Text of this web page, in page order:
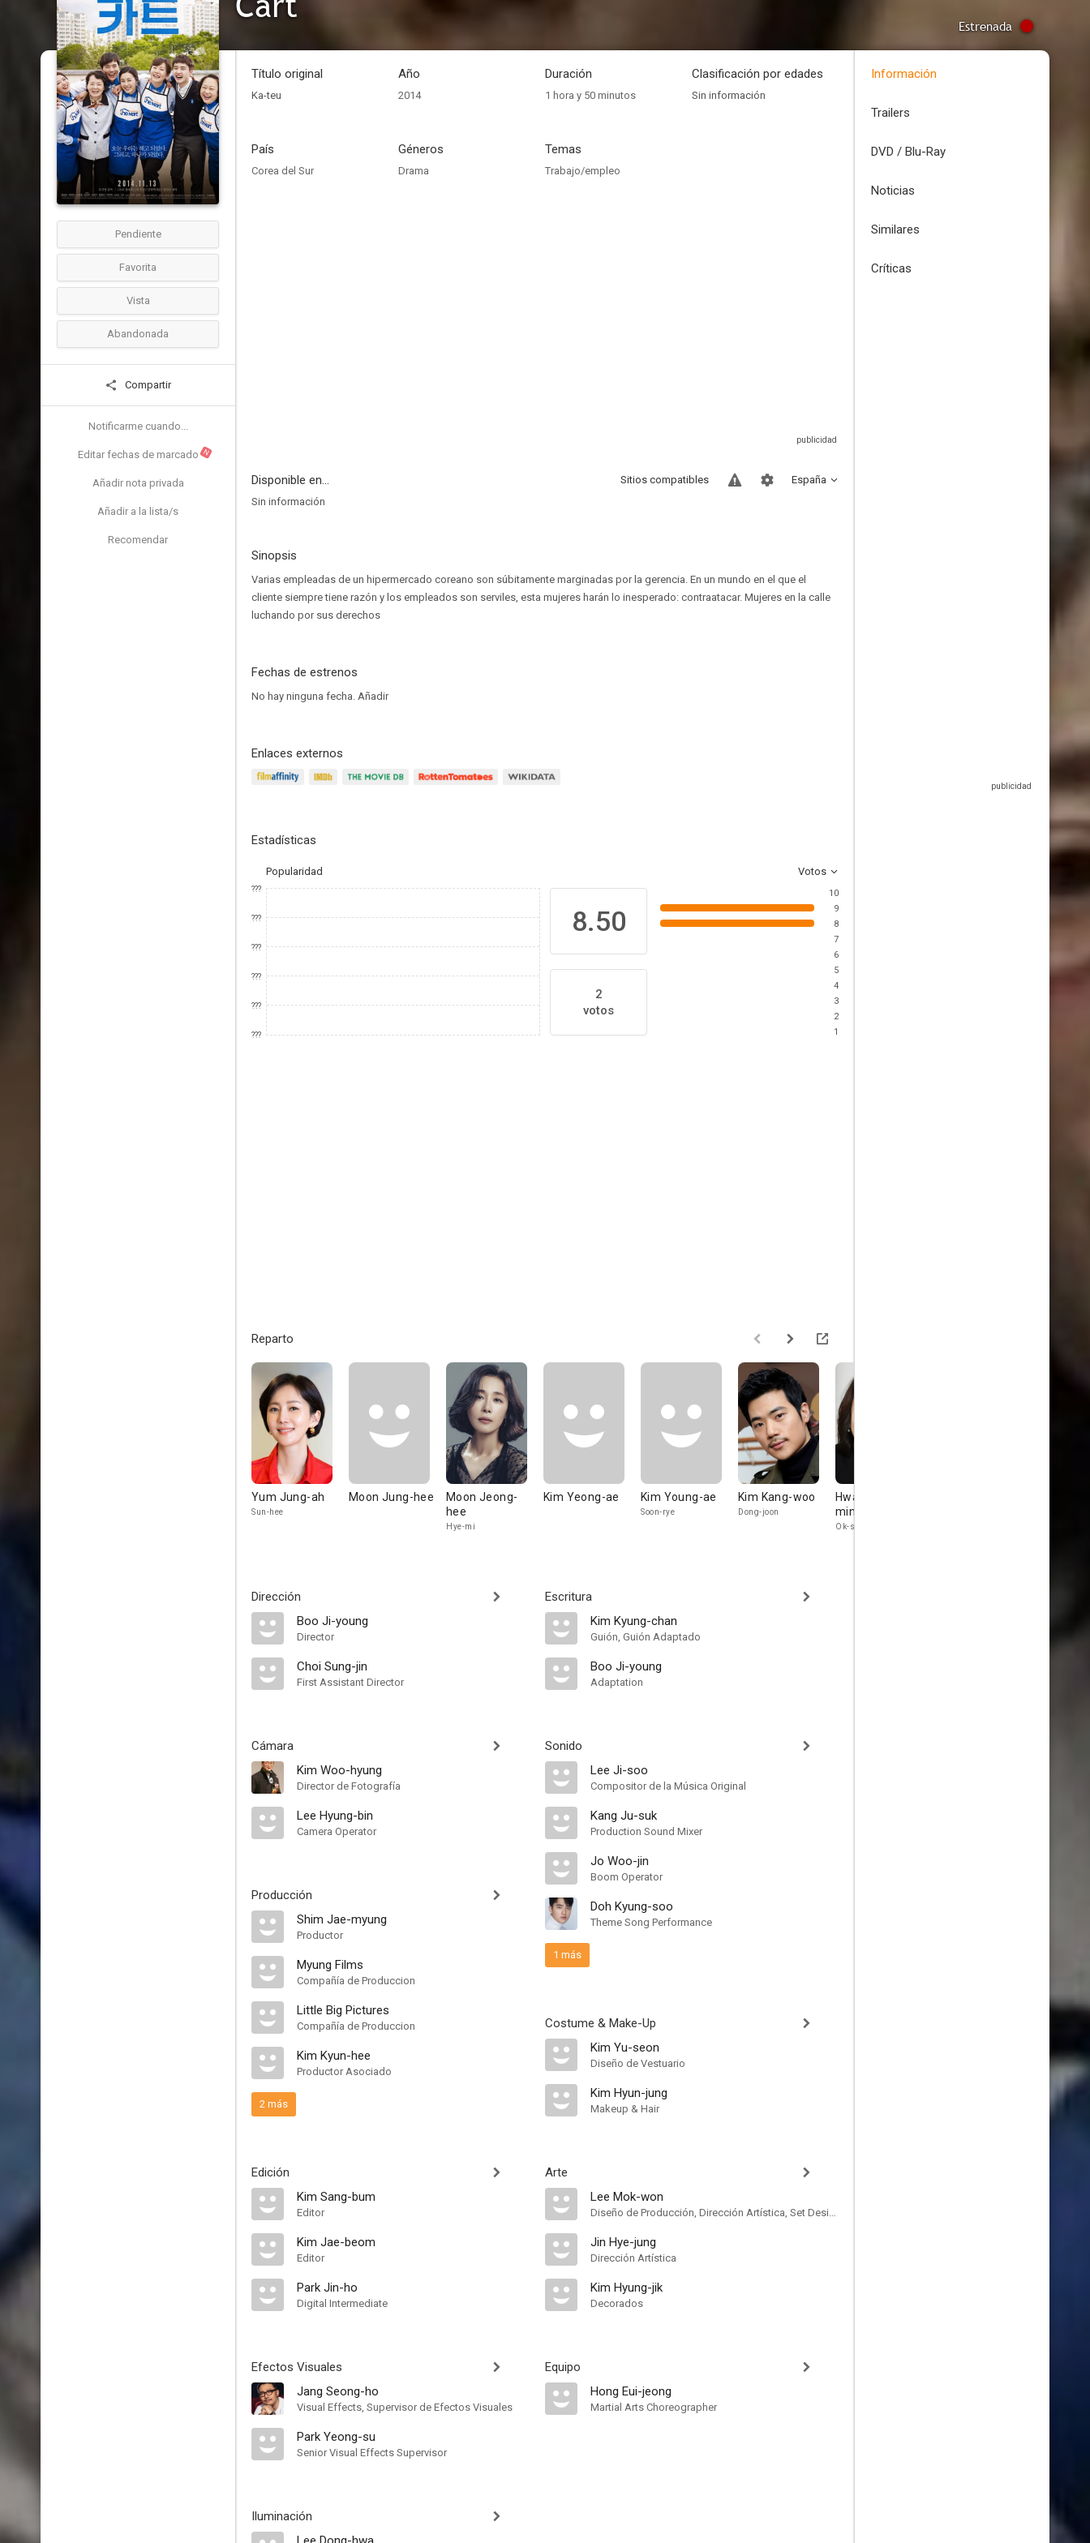
Estrenada
Pendiente
Favorita
Vista
Abandonada
Compartir
Notificarme cuando...
Editar fechas de marcado N
Añadir nota privada
Añadir a la lista/s
Recomendar
Título original
Ka-teu
Año
2014
Duración
1 hora y 50 minutos
Clasificación por edades
Sin información
País
Corea del Sur
Géneros
Drama
Temas
Trabajo/empleo
Disponible en... España
Sitios compatibles
Sin información
Sinopsis
Varias empleadas de un hipermercado coreano son súbitamente marginadas por la gerencia. En un mundo en el que el
cliente siempre tiene razón y los empleados son serviles, esta mujeres harán lo inesperado: contraatacar. Mujeres en la calle
luchando por sus derechos
Fechas de estrenos
No hay ninguna fecha. Añadir
Enlaces externos
Estadísticas
Popularidad Votos
???
???
???
???
???
???
8.50
2
votos
10
9
8
7
6
5
4
3
2
1
Reparto
Yum Jung-ah
Sun-hee
Moon Jung-hee
Moon Jeong-
hee
Hye-mi
Kim Yeong-ae Kim Young-ae
Soon-rye
Kim Kang-woo
Dong-joon
Hwang Jeong-
min
Ok-soon
Dirección
Boo Ji-young
Director
Choi Sung-jin
First Assistant Director
Cámara
Kim Woo-hyung
Director de Fotografía
Lee Hyung-bin
Camera Operator
Producción
Shim Jae-myung
Productor
Myung Films
Compañía de Produccion
Little Big Pictures
Compañía de Produccion
Kim Kyun-hee
Productor Asociado
2 más
Edición
Kim Sang-bum
Editor
Kim Jae-beom
Editor
Park Jin-ho
Digital Intermediate
Efectos Visuales
Jang Seong-ho
Visual Effects, Supervisor de Efectos Visuales
Park Yeong-su
Senior Visual Effects Supervisor
Iluminación
Escritura
Kim Kyung-chan
Guión, Guión Adaptado
Boo Ji-young
Adaptation
Sonido
Lee Ji-soo
Compositor de la Música Original
Kang Ju-suk
Production Sound Mixer
Jo Woo-jin
Boom Operator
Doh Kyung-soo
Theme Song Performance
1 más
Costume & Make-Up
Kim Yu-seon
Diseño de Vestuario
Kim Hyun-jung
Makeup & Hair
Arte
Lee Mok-won
Diseño de Producción, Dirección Artística, Set Designer
Jin Hye-jung
Dirección Artística
Kim Hyung-jik
Decorados
Equipo
Hong Eui-jeong
Martial Arts Choreographer
Información
Trailers
DVD / Blu-Ray
Noticias
Similares
Críticas